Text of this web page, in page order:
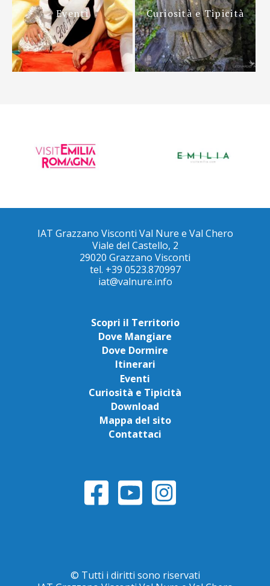
Eventi Curiosità e Tipicità
IAT Grazzano Visconti Val Nure e Val Chero
Viale del Castello, 2
29020 Grazzano Visconti
tel. +39 0523.870997
iat@valnure.info
Scopri il Territorio
Dove Mangiare
Dove Dormire
Itinerari
Eventi
Curiosità e Tipicità
Download
Mappa del sito
Contattaci
© Tutti i diritti sono riservati